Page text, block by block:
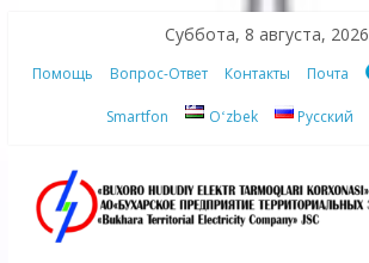
content
Суббота, 8 августа, 2026
Помощь Вопрос-Ответ Контакты Почта
Smartfon Oʻzbek Русский